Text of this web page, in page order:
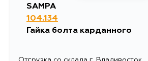
SAMPA
104.134
Гайка болта карданного